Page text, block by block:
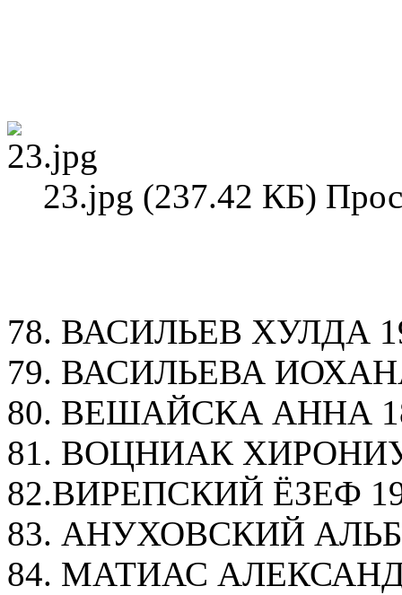
23.jpg (237.42 КБ)
78. ВАСИЛЬЕВ ХУЛДА
79. ВАСИЛЬЕВА ИОХАНА
80. ВЕШАЙСКА АННА
81. ВОЦНИАК
82.ВИРЕПСКИЙ ЁЗЕФ
83. АНУХОВСКИЙ
84. МАТИАС